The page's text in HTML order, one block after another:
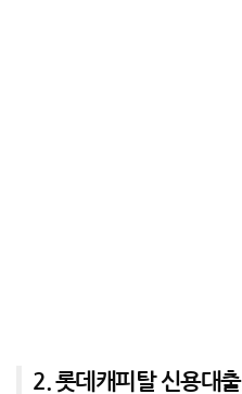
2. 롯데캐피탈 신용대출